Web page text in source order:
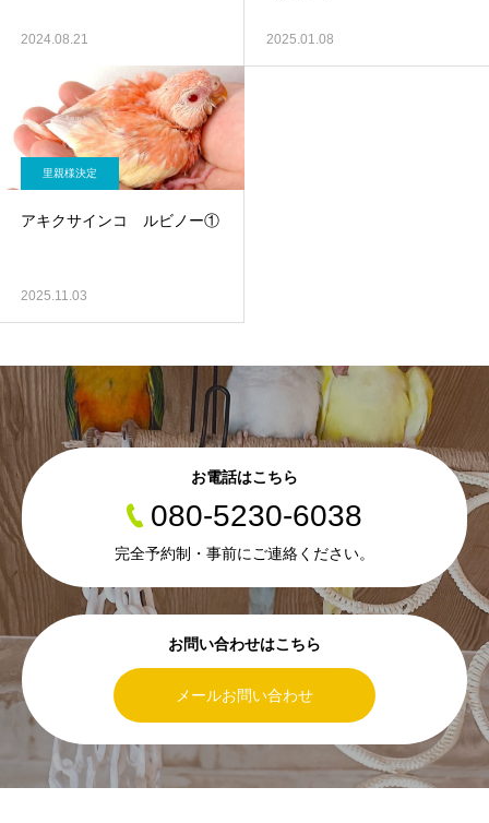
2024.08.21 2025.01.08
里親様決定
アキクサインコ ルビノー①
2025.11.03
お問い合わせはこちら
メールお問い合わせ
お電話はこちら
080-5230-6038
完全予約制・事前にご連絡ください。